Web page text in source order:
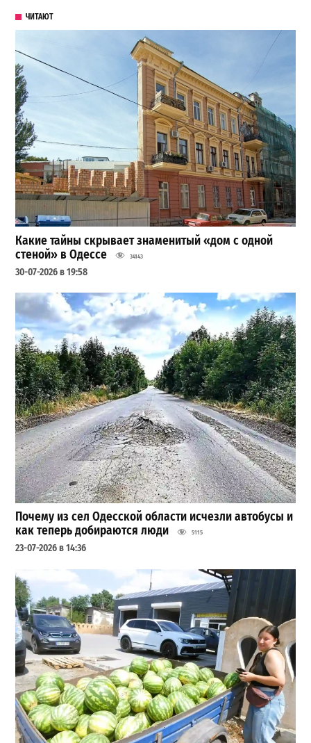
ЧИТАЮТ
Какие тайны скрывает знаменитый «дом с одной
стеной» в Одессе
34143
30-07-2026 в 19:58
Почему из сел Одесской области исчезли автобусы и
как теперь добираются люди
5115
23-07-2026 в 14:36